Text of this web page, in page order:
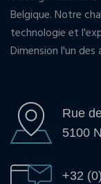
Belgique. Notre
technologie et
Dimension l'un des
Rue
5100
+32